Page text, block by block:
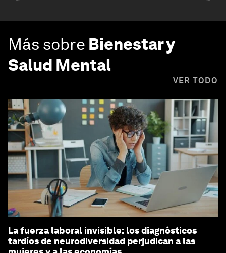
Más sobre Bienestar y
Salud Mental
VER TODO
La fuerza laboral invisible: los diagnósticos
tardíos de neurodiversidad perjudican a las